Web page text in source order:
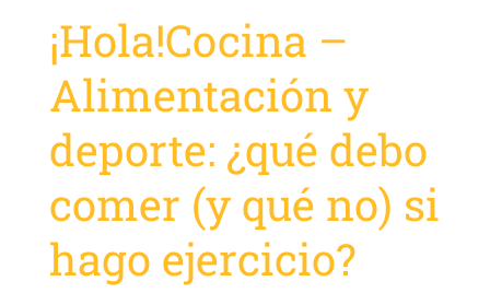
¡Hola!Cocina –
Alimentación y
deporte: ¿qué debo
comer (y qué no) si
hago ejercicio?